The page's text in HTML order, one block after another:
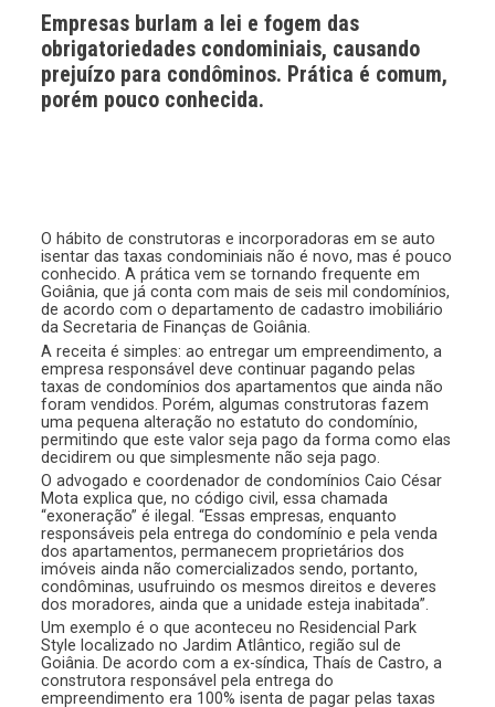
Empresas burlam a lei e fogem das
obrigatoriedades condominiais, causando
prejuízo para condôminos. Prática é comum,
porém pouco conhecida.
O hábito de construtoras e incorporadoras em se auto
isentar das taxas condominiais não é novo, mas é pouco
conhecido. A prática vem se tornando frequente em
Goiânia, que já conta com mais de seis mil condomínios,
de acordo com o departamento de cadastro imobiliário
da Secretaria de Finanças de Goiânia.
A receita é simples: ao entregar um empreendimento, a
empresa responsável deve continuar pagando pelas
taxas de condomínios dos apartamentos que ainda não
foram vendidos. Porém, algumas construtoras fazem
uma pequena alteração no estatuto do condomínio,
permitindo que este valor seja pago da forma como elas
decidirem ou que simplesmente não seja pago.
O advogado e coordenador de condomínios Caio César
Mota explica que, no código civil, essa chamada
“exoneração” é ilegal. “Essas empresas, enquanto
responsáveis pela entrega do condomínio e pela venda
dos apartamentos, permanecem proprietários dos
imóveis ainda não comercializados sendo, portanto,
condôminas, usufruindo os mesmos direitos e deveres
dos moradores, ainda que a unidade esteja inabitada”.
Um exemplo é o que aconteceu no Residencial Park
Style localizado no Jardim Atlântico, região sul de
Goiânia. De acordo com a ex-síndica, Thaís de Castro, a
construtora responsável pela entrega do
empreendimento era 100% isenta de pagar pelas taxas